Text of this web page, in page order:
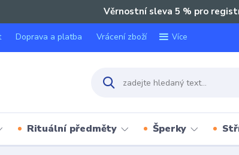
Věrnostní sleva 5 % pro
Doprava a platba Vrácení zboží Více
Rituální předměty Šperky